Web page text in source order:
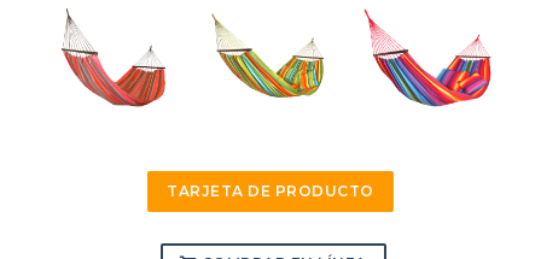
TARJETA DE PRODUCTO